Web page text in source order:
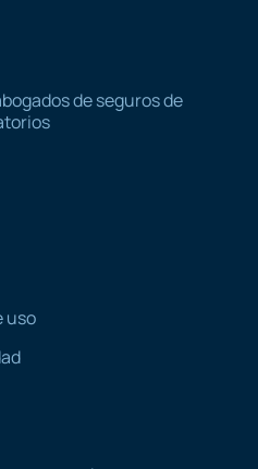
de seguros de
uso